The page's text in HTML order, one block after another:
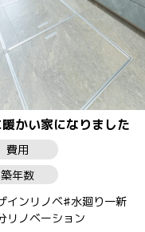
かい家になりました
費用
築年数
インリノベ 水廻り一新
リノベーション